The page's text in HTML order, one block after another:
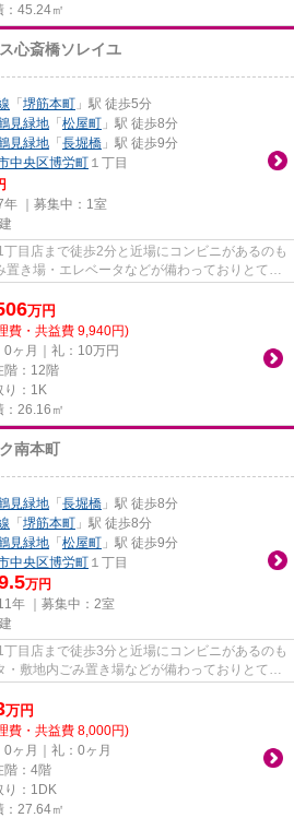
：45.24㎡
心斎橋ソレイユ
「 堺筋本町 」駅 徒歩5分
見緑地 「 松屋町 」駅 徒歩8分
見緑地 「 長堀橋 」駅 徒歩9分
中央区博労町 １丁目
｜募集中： 1室
目店まで徒歩2分と近場にコンビニがあるのも
き場・エレベータなどが備わっておりとても
万円
費・共益費 9,940円)
0ヶ月｜礼：10万円
階：12階
り：1K
：26.16㎡
南本町
見緑地 「 長堀橋 」駅 徒歩8分
「 堺筋本町 」駅 徒歩8分
見緑地 「 松屋町 」駅 徒歩9分
中央区博労町 １丁目
万円
年 ｜募集中： 2室
目店まで徒歩3分と近場にコンビニがあるのも
敷地内ごみ置き場などが備わっておりとても
万円
費・共益費 8,000円)
0ヶ月｜礼：0ヶ月
階：4階
り：1DK
：27.64㎡